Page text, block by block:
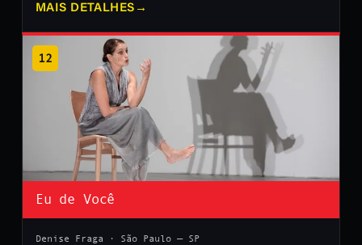
MAIS DETALHES →
12
Eu de Você
Denise Fraga · São Paulo — SP